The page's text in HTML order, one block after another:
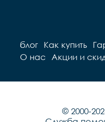
блог Как купить
О нас
Акции и
© 2000-